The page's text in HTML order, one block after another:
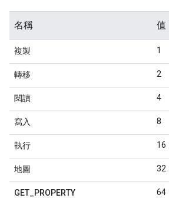
名稱 值
複製 1
轉移 2
閱讀 4
寫入 8
執行 16
地圖 32
GET PROPERTY 64